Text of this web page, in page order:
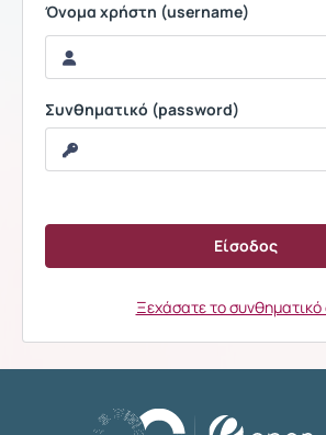
Όνομα χρήστη (username)
Συνθηματικό (password)
Ξεχάσατε το συνθηματικό